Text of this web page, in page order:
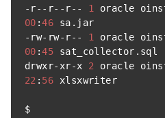
- r-- r-- r-- 1 oracle
00 :46 sa .
- rw- rw- r-- 1 oracle
00 :45 sat_collector . sql
drwxr- xr-x 2 oracle
22 : 56 xlsxwriter
$